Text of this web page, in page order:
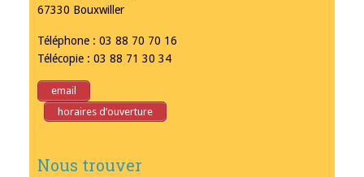
67330 Bouxwiller
Téléphone : 03 88 70 70 16
Télécopie : 03 88 71 30 34
email
horaires d’ouverture
Nous trouver